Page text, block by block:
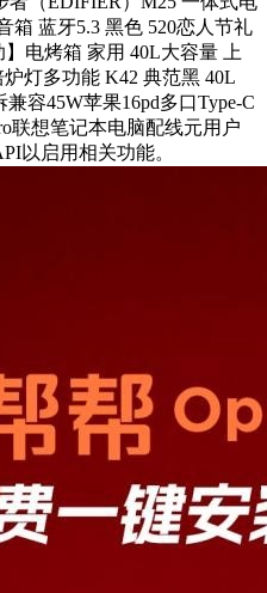
箱 蓝牙5.3 黑色 520恋人节礼
电烤箱 家用 40L大容量 上
灯多功能 K42 典范黑 40L
容45W苹果16pd多口Type-C
联想笔记本电脑配线元用户
以启用相关功能。